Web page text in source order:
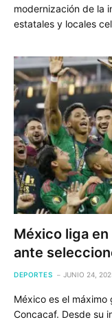
modernización de la
estatales y locales
México liga
ante
DEPORTES JUNIO 24,
México es el
Concacaf. Desde su